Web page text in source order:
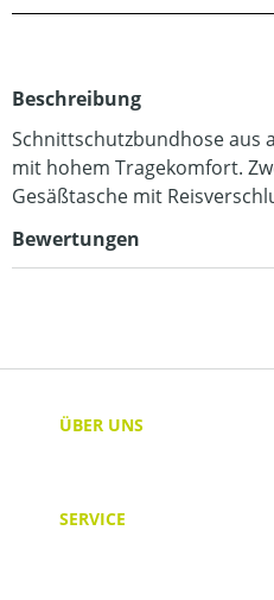
Beschreibung
Schnittschutzbundhose aus
mit hohem Tragekomfort.
Gesäßtasche mit
Bewertungen
ÜBER UNS
SERVICE